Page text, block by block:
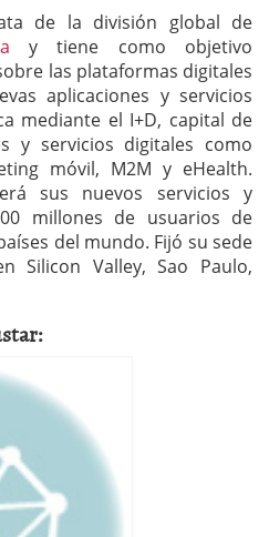
de la división global de
y tiene como objetivo
las plataformas digitales
aplicaciones y servicios
mediante el I+D, capital de
y servicios digitales como
móvil, M2M y eHealth.
sus nuevos servicios y
millones de usuarios de
del mundo. Fijó su sede
Silicon Valley, Sao Paulo,